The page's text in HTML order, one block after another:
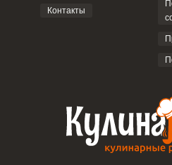
Контакты